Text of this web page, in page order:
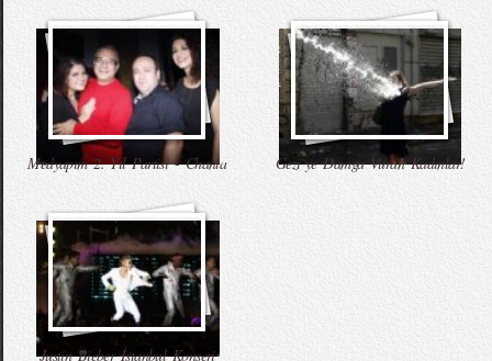
Medyapım 2. Yıl Partisi - Chanta Gezi`ye Damga Vuran Kadınlar!
Justin Bieber İstanbul Konseri